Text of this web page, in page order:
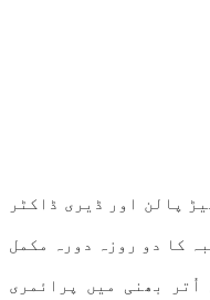
پالن اور ڈیری ڈاکٹر
کا دو روزہ دورہ مکمل
بھنی میں پرائمری